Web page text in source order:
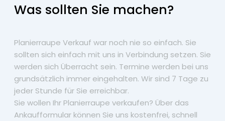
Was sollten Sie machen?
Planierraupe Verkauf war noch nie so einfach. Sie
sollten sich einfach mit uns in Verbindung setzen. Sie
werden sich Überracht sein. Termine werden bei uns
grundsätzlich immer eingehalten. Wir sind 7 Tage zu
jeder Stunde für Sie erreichbar.
Sie wollen Ihr Planierraupe verkaufen? Über das
Ankaufformular können Sie uns kostenfrei, schnell